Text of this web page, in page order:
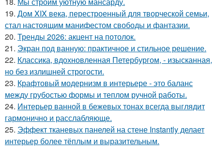
19. Дом XIX века, перестроенный для творческой семьи,
стал настоящим манифестом свободы и фантазии.
20. Тренды 2026: акцент на потолок.
21. Экран под ванную: практичное и стильное решение.
22. Классика, вдохновленная Петербургом, - изысканная,
но без излишней строгости.
23. Крафтовый модернизм в интерьере - это баланс
между грубостью формы и теплом ручной работы.
24. Интерьер ванной в бежевых тонах всегда выглядит
гармонично и расслабляюще.
25. Эффект тканевых панелей на стене Instantly делает
интерьер более тёплым и выразительным.